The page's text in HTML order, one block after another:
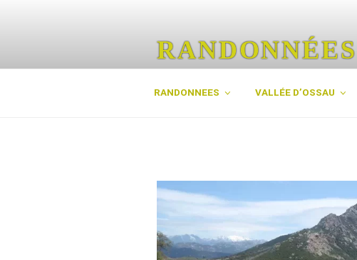
RANDONNEES VALLÉE D’OSSAU